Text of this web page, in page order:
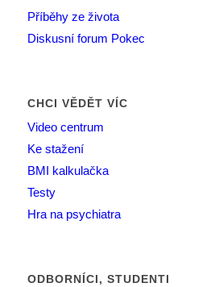
Příběhy ze života
Diskusní forum Pokec
CHCI VĚDĚT VÍC
Video centrum
Ke stažení
BMI kalkulačka
Testy
Hra na psychiatra
ODBORNÍCI, STUDENTI